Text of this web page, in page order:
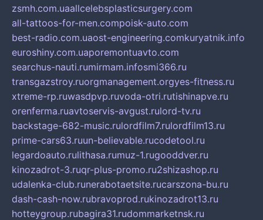
zsmh.com.uaallcelebsplasticsurgery.com
all-tattoos-for-men.compoisk-auto.com
best-radio.com.uaost-engineering.comkuryatnik.info
euroshiny.com.uaporemontuavto.com
searchus-nauti.rumirmam.infosmi366.ru
transgazstroy.ruorgmanagement.orgyes-fitness.ru
xtreme-rp.ruwasdpvp.ruvoda-otri.rutishinapve.ru
orenferma.ruavtoservis-avgust.rulord-tv.ru
backstage-682-music.rulordfilm7.rulordfilm13.ru
prime-cars63.ruun-believable.rucodetool.ru
legardoauto.rulithasa.rumuz-1.rugooddver.ru
kinozadrot-3.ruqr-plus-promo.ru2shizashop.ru
udalenka-club.runerabotaetsite.rucarszona-bu.ru
dash-cash-now.rubravoprod.rukinozadrot13.ru
hotteygroup.rubagira31.rudommarketnsk.ru